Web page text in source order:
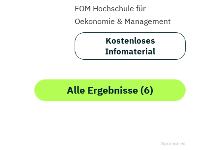
FOM Hochschule für
Oekonomie & Management
Kostenloses
Infomaterial
Alle Ergebnisse (6)